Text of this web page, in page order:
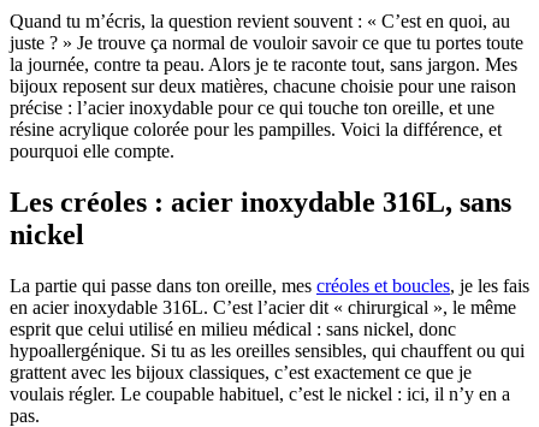
Quand tu m’écris, la question revient souvent : « C’est en quoi, au
juste ? » Je trouve ça normal de vouloir savoir ce que tu portes toute
la journée, contre ta peau. Alors je te raconte tout, sans jargon. Mes
bijoux reposent sur deux matières, chacune choisie pour une raison
précise : l’acier inoxydable pour ce qui touche ton oreille, et une
résine acrylique colorée pour les pampilles. Voici la différence, et
pourquoi elle compte.
Les créoles : acier inoxydable 316L, sans
nickel
La partie qui passe dans ton oreille, mes créoles et boucles, je les fais
en acier inoxydable 316L. C’est l’acier dit « chirurgical », le même
esprit que celui utilisé en milieu médical : sans nickel, donc
hypoallergénique. Si tu as les oreilles sensibles, qui chauffent ou qui
grattent avec les bijoux classiques, c’est exactement ce que je
voulais régler. Le coupable habituel, c’est le nickel : ici, il n’y en a
pas.